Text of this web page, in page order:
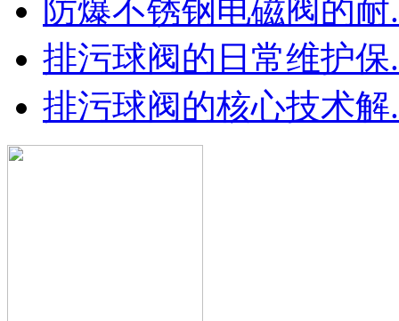
防爆不锈钢电磁阀的耐
排污球阀的日常维护保
排污球阀的核心技术解